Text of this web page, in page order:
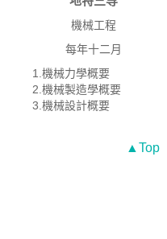
機械工程
每年十二月
1.機械力學概要
2.機械製造學概要
3.機械設計概要
▲Top